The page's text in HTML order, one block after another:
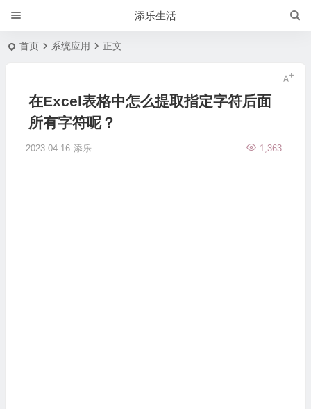
添乐生活
首页 系统应用 正文
在Excel表格中怎么提取指定字符后面
所有字符呢？
2023-04-16 添乐 1,363